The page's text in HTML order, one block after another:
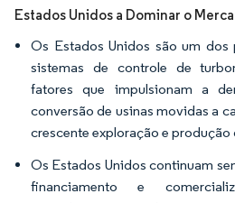
Estados Unidos a Dominar o
Os Estados Unidos são um dos
sistemas de controle de
fatores que impulsionam a
conversão de usinas movidas a
crescente exploração e
Os Estados Unidos continuam
financiamento e